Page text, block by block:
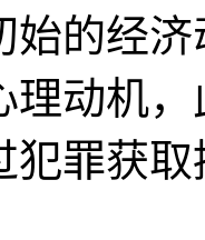
始的经
理动机
犯罪获